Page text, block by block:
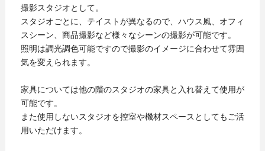
撮影スタジオとして。
スタジオごとに、テイストが異なるので、ハウス風、オフィ
スシーン、商品撮影など様々なシーンの撮影が可能です。
照明は調光調色可能ですので撮影のイメージに合わせて雰囲
気を変えられます。
家具については他の階のスタジオの家具と入れ替えて使用が
可能です。
また使用しないスタジオを控室や機材スペースとしてもご活
用いただけます。